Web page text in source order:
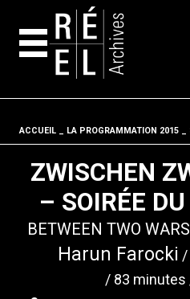
ACCUEIL LA PROGRAMMATION 2015
ZWISCHEN
– SOIRÉE
BETWEEN TWO
Harun Farocki
83 minutes